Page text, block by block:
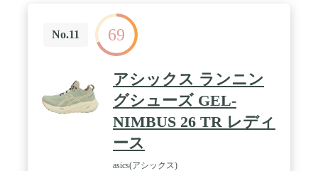
No.11 69
アシックス ランニン
グシューズ GEL-
NIMBUS 26 TR レディ
ース
asics(アシックス)